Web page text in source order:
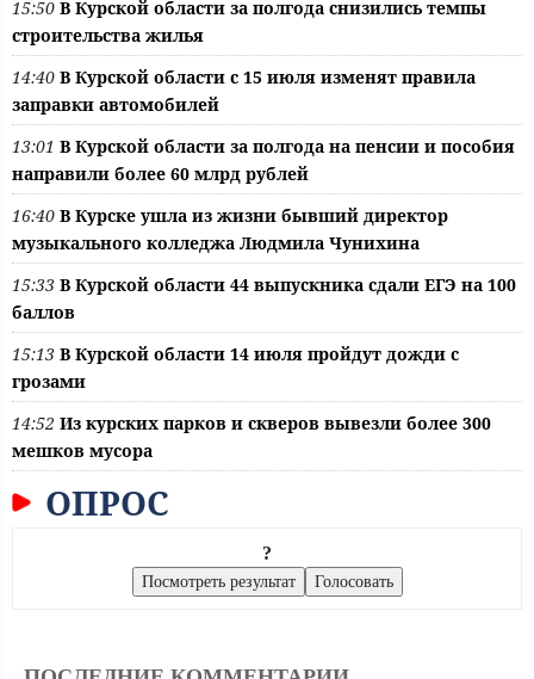
15:50 В Курской области за полгода снизились темпы
строительства жилья
14:40 В Курской области с 15 июля изменят правила
заправки автомобилей
13:01 В Курской области за полгода на пенсии и пособия
направили более 60 млрд рублей
16:40 В Курске ушла из жизни бывший директор
музыкального колледжа Людмила Чунихина
15:33 В Курской области 44 выпускника сдали ЕГЭ на 100
баллов
15:13 В Курской области 14 июля пройдут дожди с
грозами
14:52 Из курских парков и скверов вывезли более 300
мешков мусора
ОПРОС
?